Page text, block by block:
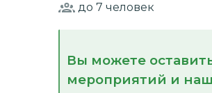
до 7 человек
Вы можете
мероприятий и